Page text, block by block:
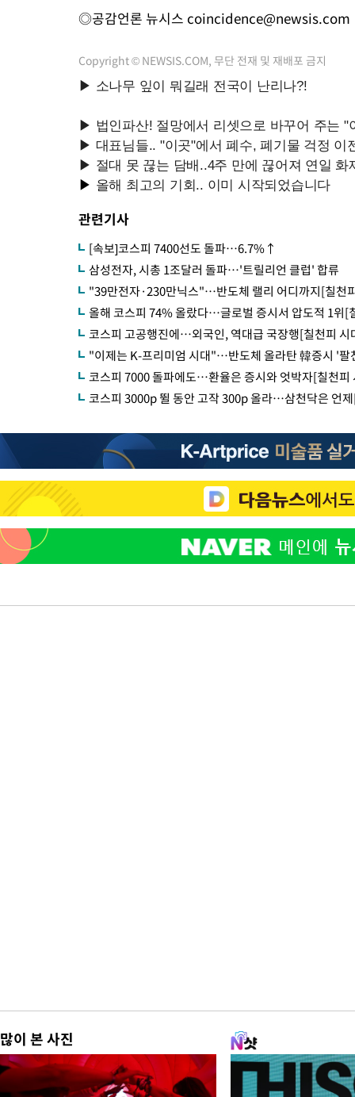
◎공감언론 뉴시스 coincidence@newsis.com
Copyright © NEWSIS.COM, 무단 전재 및 재배포 금지
관련기사
[속보]코스피 7400선도 돌파…6.7%↑
삼성전자, 시총 1조달러 돌파…'트릴리언 클럽' 합류
"39만전자·230만닉스"…반도체 랠리 어디까지[칠천
올해 코스피 74% 올랐다…글로벌 증시서 압도적 1위[
코스피 고공행진에…외국인, 역대급 국장행[칠천피 시
"이제는 K-프리미엄 시대"…반도체 올라탄 韓증시 '팔
코스피 7000 돌파에도…환율은 증시와 엇박자[칠천피
코스피 3000p 뛸 동안 고작 300p 올라…삼천닥은 언
많이 본 사진